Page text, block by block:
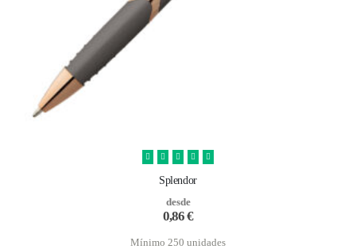
Splendor
desde
0,86€
Mínimo 250 unidades